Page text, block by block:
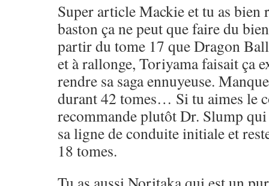
Super article Mackie et tu as bien
baston ça ne peut que faire du
partir du tome 17 que Dragon
et à rallonge, Toriyama faisait ça
rendre sa saga ennuyeuse.
durant 42 tomes… Si tu aimes le
recommande plutôt Dr. Slump qui
sa ligne de conduite initiale et
18 tomes.